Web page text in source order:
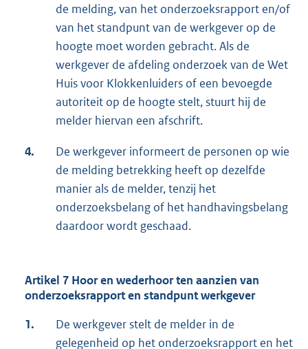
de melding, van het onderzoeksrapport en/of
van het standpunt van de werkgever op de
hoogte moet worden gebracht. Als de
werkgever de afdeling onderzoek van de Wet
Huis voor Klokkenluiders of een bevoegde
autoriteit op de hoogte stelt, stuurt hij de
melder hiervan een afschrift.
4.
De werkgever informeert de personen op wie
de melding betrekking heeft op dezelfde
manier als de melder, tenzij het
onderzoeksbelang of het handhavingsbelang
daardoor wordt geschaad.
Artikel 7 Hoor en wederhoor ten aanzien van
onderzoeksrapport en standpunt werkgever
1.
De werkgever stelt de melder in de
gelegenheid op het onderzoeksrapport en het